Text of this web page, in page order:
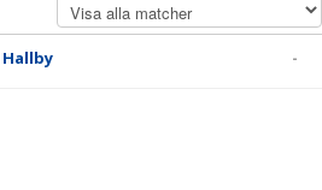
Hallby -